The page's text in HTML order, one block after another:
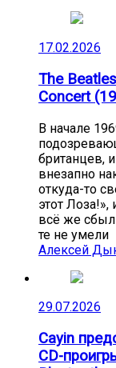
17.02.2026
The
Concert
В начале
британцев,
внезапно
откуда-то
этот Лоза!»,
всё же
те не умели
Алексей
29.07.2026
Cayin
CD-